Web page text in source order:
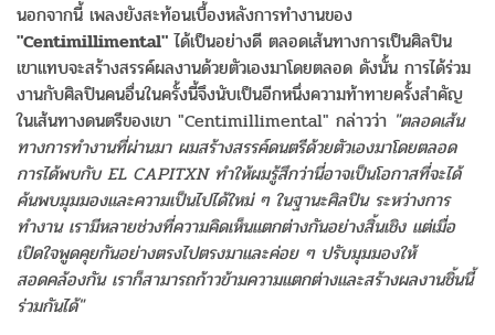
นอกจากนี้ เพลงยังสะท้อนเบื้องหลังการทำงานของ
"Centimillimental" ได้เป็นอย่างดี ตลอดเส้นทางการเป็นศิลปิน
เขาแทบจะสร้างสรรค์ผลงานด้วยตัวเองมาโดยตลอด ดังนั้น การได้ร่วม
งานกับศิลปินคนอื่นในครั้งนี้จึงนับเป็นอีกหนึ่งความท้าทายครั้งสำคัญ
ในเส้นทางดนตรีของเขา "Centimillimental" กล่าวว่า "ตลอดเส้น
ทางการทำงานที่ผ่านมา ผมสร้างสรรค์ดนตรีด้วยตัวเองมาโดยตลอด
การได้พบกับ EL CAPITXN ทำให้ผมรู้สึกว่านี่อาจเป็นโอกาสที่จะได้
ค้นพบมุมมองและความเป็นไปได้ใหม่ ๆ ในฐานะศิลปิน ระหว่างการ
ทำงาน เรามีหลายช่วงที่ความคิดเห็นแตกต่างกันอย่างสิ้นเชิง แต่เมื่อ
เปิดใจพูดคุยกันอย่างตรงไปตรงมาและค่อย ๆ ปรับมุมมองให้
สอดคล้องกัน เราก็สามารถก้าวข้ามความแตกต่างและสร้างผลงานชิ้นนี้
ร่วมกันได้"